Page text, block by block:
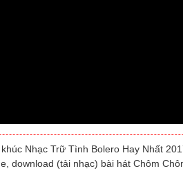
Nhạc Trữ Tình Bolero Hay Nhất
download (tải nhạc) bài hát Chôm